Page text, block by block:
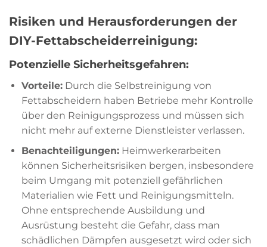
Risiken und Herausforderungen der
DIY-Fettabscheiderreinigung:
Potenzielle Sicherheitsgefahren:
Vorteile:Durch die Selbstreinigung von
Fettabscheidern haben Betriebe mehr Kontrolle
über den Reinigungsprozess und müssen sich
nicht mehr auf externe Dienstleister verlassen.
Benachteiligungen:Heimwerkerarbeiten
können Sicherheitsrisiken bergen, insbesondere
beim Umgang mit potenziell gefährlichen
Materialien wie Fett und Reinigungsmitteln.
Ohne entsprechende Ausbildung und
Ausrüstung besteht die Gefahr, dass man
schädlichen Dämpfen ausgesetzt wird oder sich